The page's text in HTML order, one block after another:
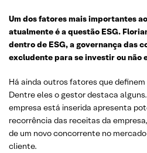
Um dos fatores mais importantes
atualmente é a questão ESG.
dentro de ESG, a governança das
excludente para se investir ou não
Há ainda outros fatores que
Dentre eles o gestor destaca
empresa está inserida apresenta
recorrência das receitas da
de um novo concorrente no
cliente.